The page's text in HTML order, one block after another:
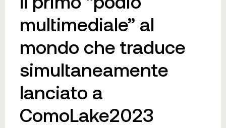
multimediale” al
mondo che traduce
simultaneamente
lanciato a
ComoLake2023